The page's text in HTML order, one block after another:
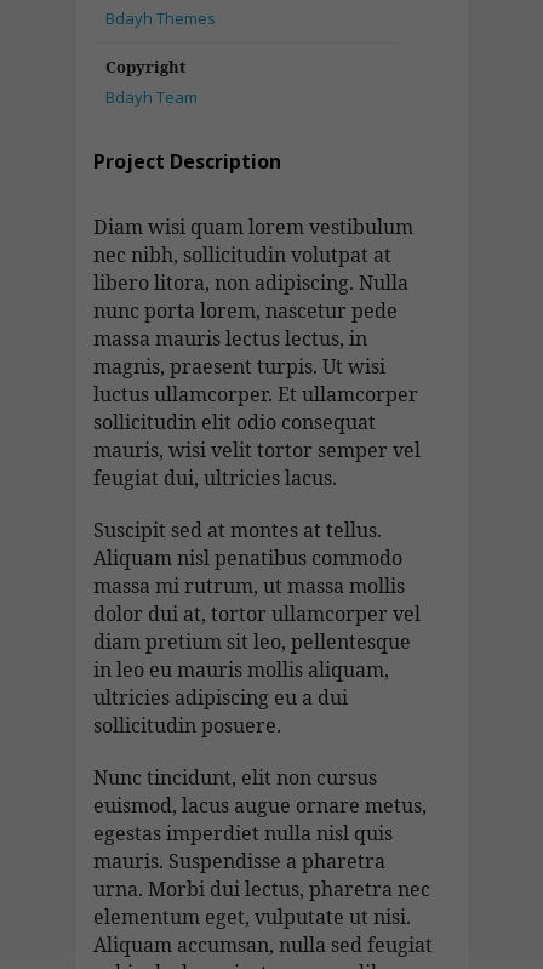
Bdayh Themes
Copyright
Bdayh Team
Project Description
Diam wisi quam lorem vestibulum
nec nibh, sollicitudin volutpat at
libero litora, non adipiscing. Nulla
nunc porta lorem, nascetur pede
massa mauris lectus lectus, in
magnis, praesent turpis. Ut wisi
luctus ullamcorper. Et ullamcorper
sollicitudin elit odio consequat
mauris, wisi velit tortor semper vel
feugiat dui, ultricies lacus.
Suscipit sed at montes at tellus.
Aliquam nisl penatibus commodo
massa mi rutrum, ut massa mollis
dolor dui at, tortor ullamcorper vel
diam pretium sit leo, pellentesque
in leo eu mauris mollis aliquam,
ultricies adipiscing eu a dui
sollicitudin posuere.
Nunc tincidunt, elit non cursus
euismod, lacus augue ornare metus,
egestas imperdiet nulla nisl quis
mauris. Suspendisse a pharetra
urna. Morbi dui lectus, pharetra nec
elementum eget, vulputate ut nisi.
Aliquam accumsan, nulla sed feugiat